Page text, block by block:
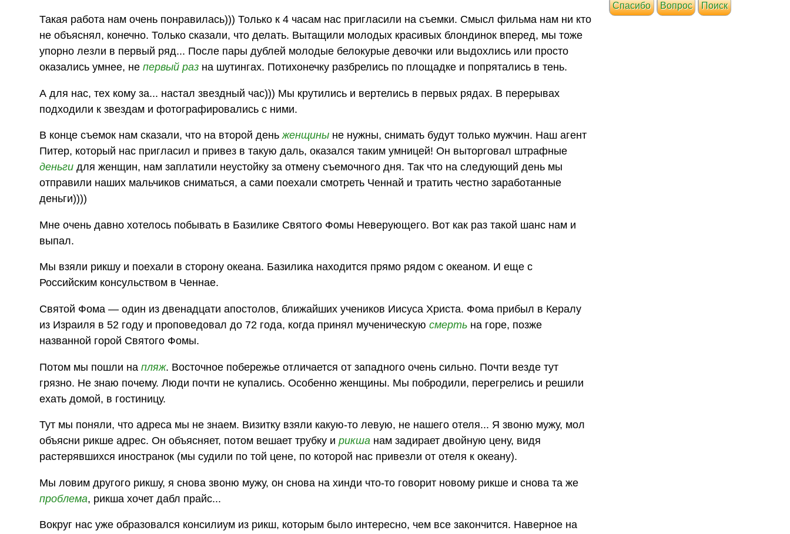
Такая работа нам очень понравилась))) Только к 4 часам нас пригласили на съемки. Смысл фильма нам ни кто
не объяснял, конечно. Только сказали, что делать. Вытащили молодых красивых блондинок вперед, мы тоже
упорно лезли в первый ряд... После пары дублей молодые белокурые девочки или выдохлись или просто
оказались умнее, непервый раз на шутингах. Потихонечку разбрелись по площадке и попрятались в тень.
А для нас, тех кому за... настал звездный час))) Мы крутились и вертелись в первых рядах. В перерывах
подходили к звездам и фотографировались с ними.
В конце съемок нам сказали, что на второй деньженщины не нужны, снимать будут только мужчин. Наш агент
Питер, который нас пригласил и привез в такую даль, оказался таким умницей! Он выторговал штрафные
деньги для женщин, нам заплатили неустойку за отмену съемочного дня. Так что на следующий день мы
отправили наших мальчиков сниматься, а сами поехали смотреть Ченнай и тратить честно заработанные
деньги))))
Мне очень давно хотелось побывать в Базилике Святого Фомы Неверующего. Вот как раз такой шанс нам и
выпал.
Мы взяли рикшу и поехали в сторону океана. Базилика находится прямо рядом с океаном. И еще с
Российским консульством в Ченнае.
Святой Фома — один из двенадцати апостолов, ближайших учеников Иисуса Христа. Фома прибыл в Кералу
из Израиля в 52 году и проповедовал до 72 года, когда принял мученическуюсмерть на горе, позже
названной горой Святого Фомы.
Потом мы пошли напляж. Восточное побережье отличается от западного очень сильно. Почти везде тут
грязно. Не знаю почему. Люди почти не купались. Особенно женщины. Мы побродили, перегрелись и решили
ехать домой, в гостиницу.
Тут мы поняли, что адреса мы не знаем. Визитку взяли какую-то левую, не нашего отеля... Я звоню мужу, мол
объясни рикше адрес. Он объясняет, потом вешает трубку ирикша нам задирает двойную цену, видя
растерявшихся иностранок (мы судили по той цене, по которой нас привезли от отеля к океану).
Мы ловим другого рикшу, я снова звоню мужу, он снова на хинди что-то говорит новому рикше и снова та же
проблема, рикша хочет дабл прайс...
Вокруг нас уже образовался консилиум из рикш, которым было интересно, чем все закончится. Наверное на
Cпасибо Вопрос Поиск